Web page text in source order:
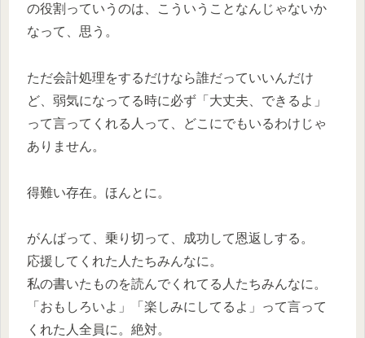
の役割っていうのは、こういうことなんじゃないか
なって、思う。
ただ会計処理をするだけなら誰だっていいんだけ
ど、弱気になってる時に必ず「大丈夫、できるよ」
って言ってくれる人って、どこにでもいるわけじゃ
ありません。
得難い存在。ほんとに。
がんばって、乗り切って、成功して恩返しする。
応援してくれた人たちみんなに。
私の書いたものを読んでくれてる人たちみんなに。
「おもしろいよ」「楽しみにしてるよ」って言って
くれた人全員に。絶対。